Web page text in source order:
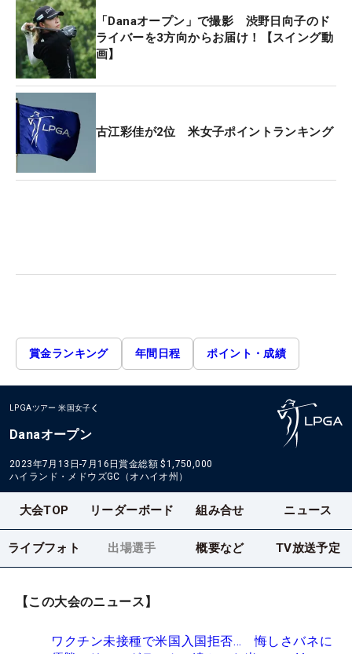
「Danaオープン」で撮影 渋野日向子のド
ライバーを3方向からお届け！【スイング動
画】
古江彩佳が2位 米女子ポイントランキング
賞金ランキング 年間日程 ポイント・成績
LPGAツアー 米国女子
Danaオープン
2023年7月13日-7月16日賞金総額 $1,750,000
ハイランド・メドウズGC（オハイオ州）
大会TOP リーダーボード 組み合せ ニュース
ライブフォト 出場選手 概要など TV放送予定
【この大会のニュース】
ワクチン未接種で米国入国拒否… 悔しさバネに